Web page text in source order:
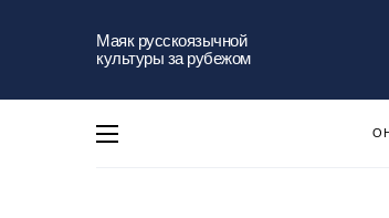
Маяк русскоязычной
культуры за рубежом